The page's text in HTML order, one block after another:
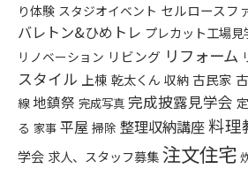
り体験 スタジオイベント セルロースフ
バレトン&ひめトレ プレカット工場見
リノベーション リビング リフォーム
スタイル 上棟 乾太くん 収納 古民家
線 地鎮祭 完成写真 完成披露見学会
る 家事 平屋 掃除 整理収納講座料理
学会 求人、スタッフ募集注文住宅